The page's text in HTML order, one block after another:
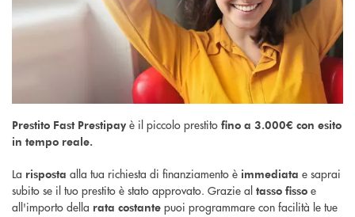
Prestito Fast Prestipay è il piccolo prestito fino a 3.000€ con esito
in tempo reale.
La risposta alla tua richiesta di finanziamento è immediata e saprai
subito se il tuo prestito è stato approvato. Grazie al tasso fisso e
all'importo della rata costante puoi programmare con facilità le tue